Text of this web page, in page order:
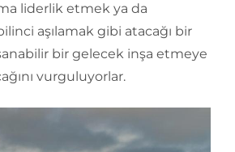
liderlik etmek ya da
aşılamak gibi atacağı bir
bir gelecek inşa etmeye
vurguluyorlar.